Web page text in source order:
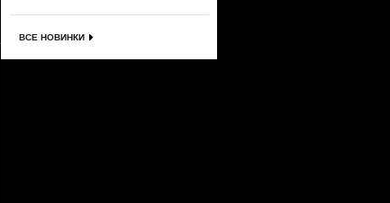
Приключенческий, Научная
ВСЕ НОВИНКИ